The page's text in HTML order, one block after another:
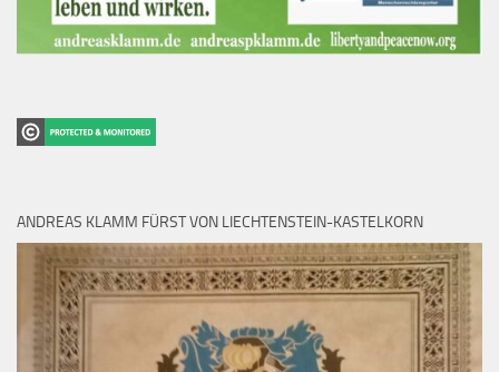
ANDREAS KLAMM FÜRST VON LIECHTENSTEIN-KASTELKORN